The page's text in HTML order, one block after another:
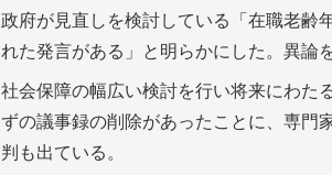
政府が見直しを検討している「在職老齢
れた発言がある」と明らかにした。異論
社会保障の幅広い検討を行い将来にわた
ずの議事録の削除があったことに、専門
判も出ている。